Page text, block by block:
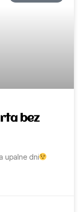
bez
upalne dni